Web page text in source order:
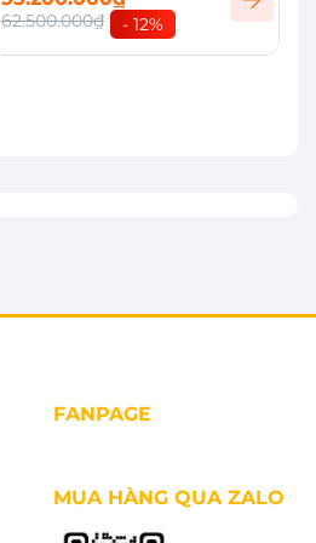
62.500.000₫ - 12%
FANPAGE
MUA HÀNG QUA ZALO